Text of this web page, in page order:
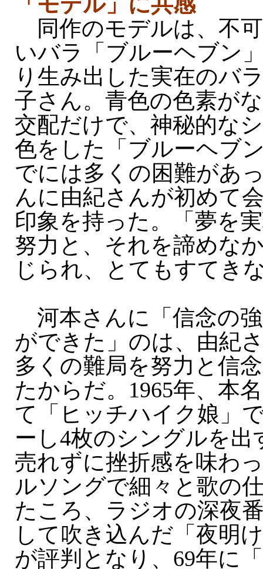
同作のモデルは、不
いバラ「ブルーヘブン
り生み出した実在のバ
子さん。青色の色素が
交配だけで、神秘的な
色をした「ブルーヘブ
でには多くの困難があ
んに由紀さんが初めて
印象を持った。「夢を
努力と、それを諦めな
じられ、とてもすてき
河本さんに「信念の
ができた」のは、由紀
多くの難局を努力と信
たからだ。1965年、本
て「ヒッチハイク娘」
ーし4枚のシングルを出
売れずに挫折感を味わ
ルソングで細々と歌の
たころ、ラジオの深夜
して吹き込んだ「夜明
が評判となり、69年に